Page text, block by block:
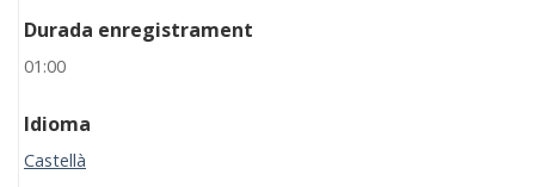
Durada enregistrament
01:00
Idioma
Castellà